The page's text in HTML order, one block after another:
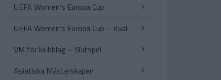
UEFA Women’s Europa Cup
UEFA Women’s Europa Cup – Kval
VM för klubblag – Slutspel
Asiatiska Mästerskapen